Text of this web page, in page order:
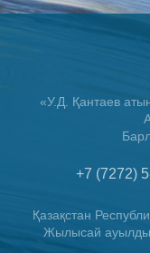
«У.Д. Қантаев
+7 (7272)
Қазақстан
Жылысай